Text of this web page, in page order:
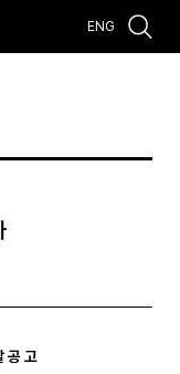
ENG